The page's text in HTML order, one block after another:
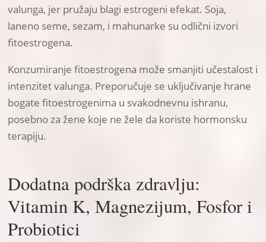
valunga, jer pružaju blagi estrogeni efekat. Soja,
laneno seme, sezam, i mahunarke su odlični izvori
fitoestrogena.
Konzumiranje fitoestrogena može smanjiti učestalost i
intenzitet valunga. Preporučuje se uključivanje hrane
bogate fitoestrogenima u svakodnevnu ishranu,
posebno za žene koje ne žele da koriste hormonsku
terapiju.
Dodatna podrška zdravlju:
Vitamin K, Magnezijum, Fosfor i
Probiotici